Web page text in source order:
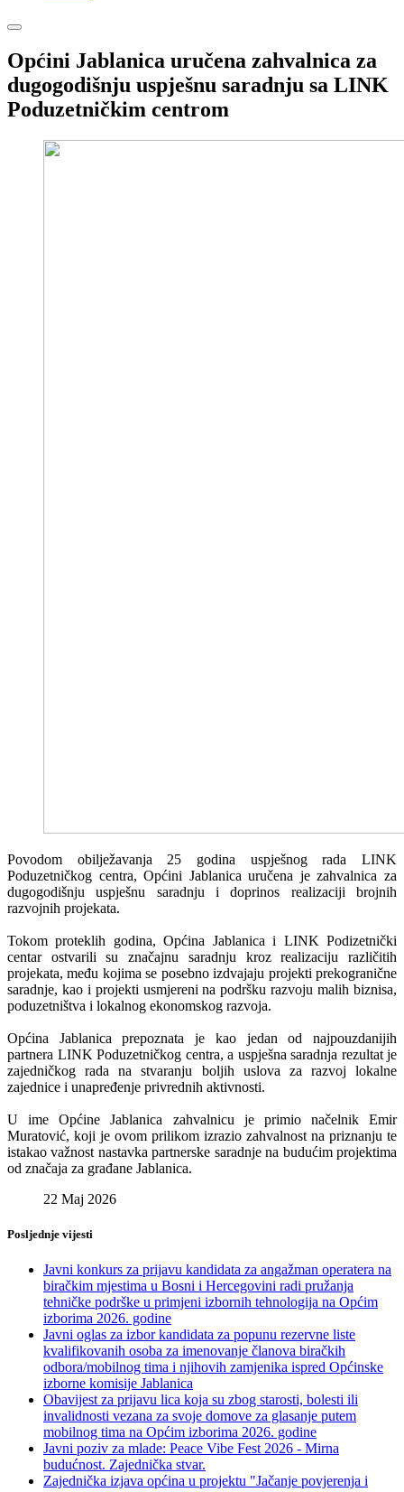
Općini Jablanica uručena zahvalnica za
dugogodišnju uspješnu saradnju sa LINK
Poduzetničkim centrom
Povodom obilježavanja 25 godina uspješnog rada LINK
Poduzetničkog centra, Općini Jablanica uručena je zahvalnica za
dugogodišnju uspješnu saradnju i doprinos realizaciji brojnih
razvojnih projekata.
Tokom proteklih godina, Općina Jablanica i LINK Podizetnički
centar ostvarili su značajnu saradnju kroz realizaciju različitih
projekata, među kojima se posebno izdvajaju projekti prekogranične
saradnje, kao i projekti usmjereni na podršku razvoju malih biznisa,
poduzetništva i lokalnog ekonomskog razvoja.
Općina Jablanica prepoznata je kao jedan od najpouzdanijih
partnera LINK Poduzetničkog centra, a uspješna saradnja rezultat je
zajedničkog rada na stvaranju boljih uslova za razvoj lokalne
zajednice i unapređenje privrednih aktivnosti.
U ime Općine Jablanica zahvalnicu je primio načelnik Emir
Muratović, koji je ovom prilikom izrazio zahvalnost na priznanju te
istakao važnost nastavka partnerske saradnje na budućim projektima
od značaja za građane Jablanica.
22 Maj 2026
Posljednje vijesti
Javni konkurs za prijavu kandidata za angažman operatera na
biračkim mjestima u Bosni i Hercegovini radi pružanja
tehničke podrške u primjeni izbornih tehnologija na Općim
izborima 2026. godine
Javni oglas za izbor kandidata za popunu rezervne liste
kvalifikovanih osoba za imenovanje članova biračkih
odbora/mobilnog tima i njihovih zamjenika ispred Općinske
izborne komisije Jablanica
Obavijest za prijavu lica koja su zbog starosti, bolesti ili
invalidnosti vezana za svoje domove za glasanje putem
mobilnog tima na Općim izborima 2026. godine
Javni poziv za mlade: Peace Vibe Fest 2026 - Mirna
budućnost. Zajednička stvar.
Zajednička izjava općina u projektu "Jačanje povjerenja i